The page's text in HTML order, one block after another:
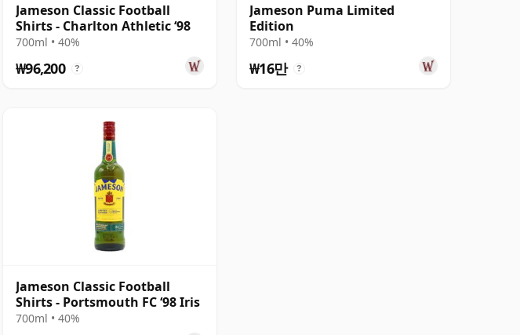
Jameson Classic Football
Shirts - Charlton Athletic ‘98
700ml • 40%
₩96,200 ?
Jameson Puma Limited
Edition
700ml • 40%
₩16만 ?
Jameson Classic Football
Shirts - Portsmouth FC ‘98 Iris
700ml • 40%